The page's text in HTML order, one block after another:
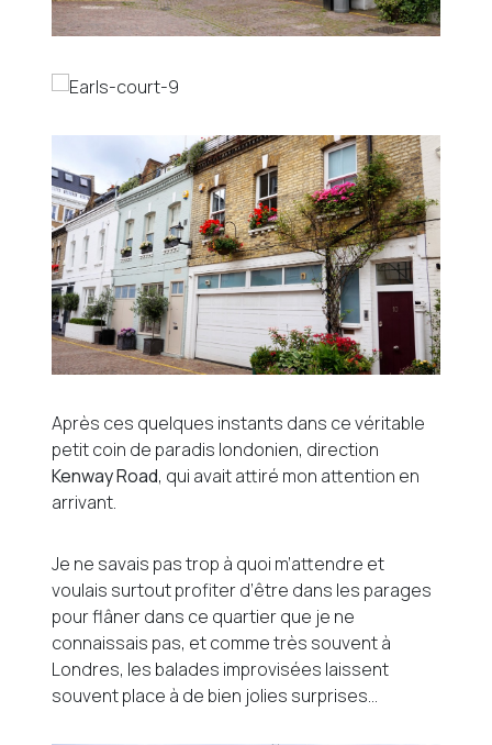
Après ces quelques instants dans ce véritable
petit coin de paradis londonien, direction
Kenway Road, qui avait attiré mon attention en
arrivant.
Je ne savais pas trop à quoi m’attendre et
voulais surtout profiter d’être dans les parages
pour flâner dans ce quartier que je ne
connaissais pas, et comme très souvent à
Londres, les balades improvisées laissent
souvent place à de bien jolies surprises…